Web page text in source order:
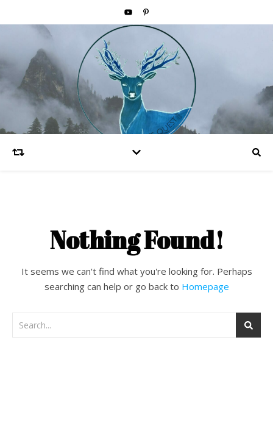
Nothing Found!
It seems we can't find what you're looking for. Perhaps
searching can help or go back to Homepage